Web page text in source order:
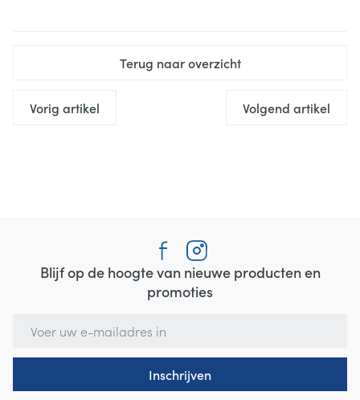
Terug naar overzicht
Vorig artikel Volgend artikel
Blijf op de hoogte van nieuwe producten en
promoties
Inschrijven